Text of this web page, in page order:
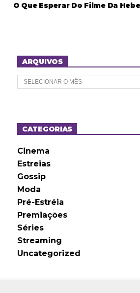
O Que Esperar Do Filme Da
ARQUIVOS
A
r
o
sCATEGORIAS
Cinema
Estreias
Gossip
Moda
Pré-Estréia
Premiações
Séries
Streaming
Uncategorized